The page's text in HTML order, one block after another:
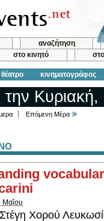
αναζήτηση
στο κινητό
θέατρο κινηματογράφος
την
Επόμενη Μέρα
Μαΐου
Στέγη Χορού